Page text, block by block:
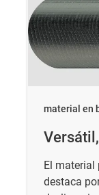
material en
El material
destaca